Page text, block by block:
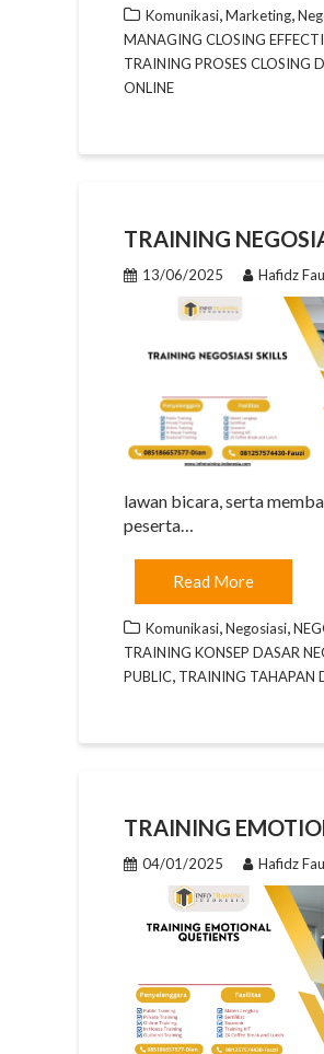
Komunikasi,Marketing,
MANAGING CLOSING
TRAINING PROSES CLOSING
ONLINE
TRAINING
13/06/2025 Hafidz
lawan bicara, serta
peserta…
Read More
Komunikasi,Negosiasi,
TRAINING KONSEP DASAR
PUBLIC, TRAINING TAHAPAN
TRAINING
04/01/2025 Hafidz